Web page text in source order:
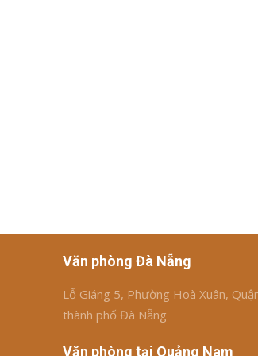
Văn phòng Đà Nẵng
Lỗ Giáng 5, Phường Hoà Xuân,
thành phố Đà Nẵng
Văn phòng tại Quảng Nam